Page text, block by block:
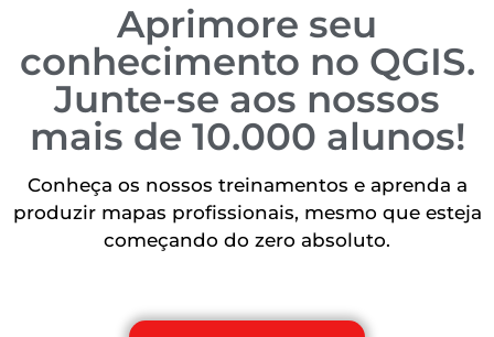
Aprimore seu
conhecimento no QGIS.
Junte-se aos nossos
mais de 10.000 alunos!
Conheça os nossos treinamentos e aprenda a
produzir mapas profissionais, mesmo que esteja
começando do zero absoluto.